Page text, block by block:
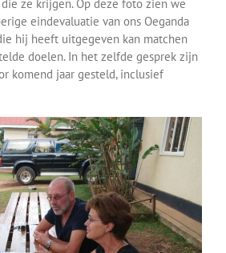
ze krijgen. Op deze foto zien we
eindevaluatie van ons Oeganda
hij heeft uitgegeven kan matchen
doelen. In het zelfde gesprek zijn
komend jaar gesteld, inclusief